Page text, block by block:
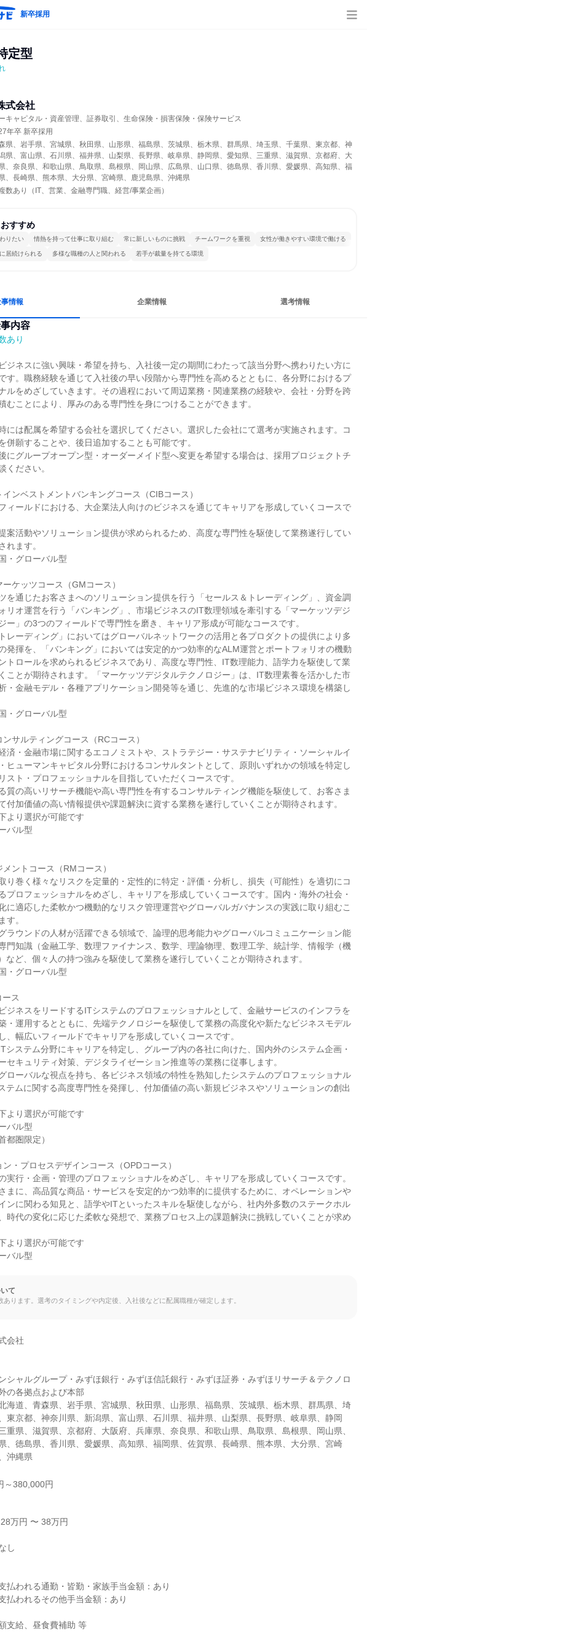
新卒採用
定型
式会社
キャピタル・資産管理、証券取引、生命保険・損害保険・保険サービス
年卒 新卒採用
県、岩手県、宮城県、秋田県、山形県、福島県、茨城県、栃木県、群馬県、埼玉県、千葉県、東京都、神
県、富山県、石川県、福井県、山梨県、長野県、岐阜県、静岡県、愛知県、三重県、滋賀県、京都府、大
、奈良県、和歌山県、鳥取県、島根県、岡山県、広島県、山口県、徳島県、香川県、愛媛県、高知県、福
、長崎県、熊本県、大分県、宮崎県、鹿児島県、沖縄県
数あり（IT、営業、金融専門職、経営/事業企画）
すすめ
りたい 情熱を持って仕事に取り組む 常に新しいものに挑戦 チームワークを重視 女性が働きやすい環境で働ける
居続けられる 多様な職種の人と関われる 若手が裁量を持てる環境
情報 企業情報 選考情報
内容
あり
ジネスに強い興味・希望を持ち、入社後一定の期間にわたって該当分野へ携わりたい方に
す。職務経験を通じて入社後の早い段階から専門性を高めるとともに、各分野におけるプ
ルをめざしていきます。その過程において周辺業務・関連業務の経験や、会社・分野を跨
むことにより、厚みのある専門性を身につけることができます。
には配属を希望する会社を選択してください。選択した会社にて選考が実施されます。コ
併願することや、後日追加することも可能です。
にグループオープン型・オーダーメイド型へ変更を希望する場合は、採用プロジェクトチ
ください。
ンベストメントバンキングコース（CIBコース）
ィールドにおける、大企業法人向けのビジネスを通じてキャリアを形成していくコースで
案活動やソリューション提供が求められるため、高度な専門性を駆使して業務遂行してい
れます。
・グローバル型
ケッツコース（GMコース）
を通じたお客さまへのソリューション提供を行う「セールス＆トレーディング」、資金調
リオ運営を行う「バンキング」、市場ビジネスのIT数理領域を牽引する「マーケッツデジ
ー」の3つのフィールドで専門性を磨き、キャリア形成が可能なコースです。
レーディング」においてはグローバルネットワークの活用と各プロダクトの提供により多
発揮を、「バンキング」においては安定的かつ効率的なALM運営とポートフォリオの機動
トロールを求められるビジネスであり、高度な専門性、IT数理能力、語学力を駆使して業
ことが期待されます。「マーケッツデジタルテクノロジー」は、IT数理素養を活かした市
・金融モデル・各種アプリケーション開発等を通じ、先進的な市場ビジネス環境を構築し
・グローバル型
サルティングコース（RCコース）
済・金融市場に関するエコノミストや、ストラテジー・サステナビリティ・ソーシャルイ
ヒューマンキャピタル分野におけるコンサルタントとして、原則いずれかの領域を特定し
スト・プロフェッショナルを目指していただくコースです。
質の高いリサーチ機能や高い専門性を有するコンサルティング機能を駆使して、お客さま
付加価値の高い情報提供や課題解決に資する業務を遂行していくことが期待されます。
より選択が可能です
バル型
ントコース（RMコース）
り巻く様々なリスクを定量的・定性的に特定・評価・分析し、損失（可能性）を適切にコ
プロフェッショナルをめざし、キャリアを形成していくコースです。国内・海外の社会・
に適応した柔軟かつ機動的なリスク管理運営やグローバルガバナンスの実践に取り組むこ
す。
ラウンドの人材が活躍できる領域で、論理的思考能力やグローバルコミュニケーション能
門知識（金融工学、数理ファイナンス、数学、理論物理、数理工学、統計学、情報学（機
など、個々人の持つ強みを駆使して業務を遂行していくことが期待されます。
・グローバル型
ス
ジネスをリードするITシステムのプロフェッショナルとして、金融サービスのインフラを
・運用するとともに、先端テクノロジーを駆使して業務の高度化や新たなビジネスモデル
、幅広いフィールドでキャリアを形成していくコースです。
システム分野にキャリアを特定し、グループ内の各社に向けた、国内外のシステム企画・
セキュリティ対策、デジタライゼーション推進等の業務に従事します。
ローバルな視点を持ち、各ビジネス領域の特性を熟知したシステムのプロフェッショナル
テムに関する高度専門性を発揮し、付加価値の高い新規ビジネスやソリューションの創出
より選択が可能です
バル型
圏限定）
・プロセスデザインコース（OPDコース）
実行・企画・管理のプロフェッショナルをめざし、キャリアを形成していくコースです。
まに、高品質な商品・サービスを安定的かつ効率的に提供するために、オペレーションや
ンに関わる知見と、語学やITといったスキルを駆使しながら、社内外多数のステークホル
時代の変化に応じた柔軟な発想で、業務プロセス上の課題解決に挑戦していくことが求め
より選択が可能です
バル型
て
あります。選考のタイミングや内定後、入社後などに配属職種が確定します。
会社
シャルグループ・みずほ銀行・みずほ信託銀行・みずほ証券・みずほリサーチ＆テクノロ
の各拠点および本部
海道、青森県、岩手県、宮城県、秋田県、山形県、福島県、茨城県、栃木県、群馬県、埼
東京都、神奈川県、新潟県、富山県、石川県、福井県、山梨県、長野県、岐阜県、静岡
重県、滋賀県、京都府、大阪府、兵庫県、奈良県、和歌山県、鳥取県、島根県、岡山県、
、徳島県、香川県、愛媛県、高知県、福岡県、佐賀県、長崎県、熊本県、大分県、宮崎
沖縄県
～380,000円
万円 〜 38万円
し
払われる通勤・皆勤・家族手当金額：あり
払われるその他手当金額：あり
支給、昼食費補助 等